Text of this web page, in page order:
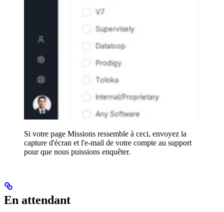
Si votre page Missions ressemble à ceci, envoyez la
capture d'écran et l'e-mail de votre compte au support
pour que nous puissions enquêter.
En attendant